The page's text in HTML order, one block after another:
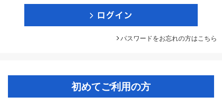
パスワードをお忘れの方はこちら
初めてご利用の方